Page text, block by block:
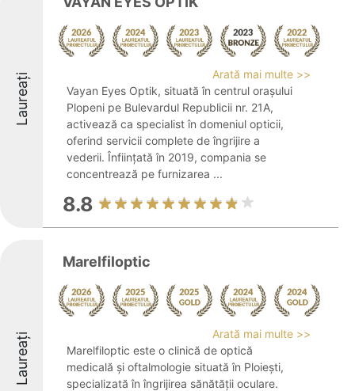
Laureați
Arată mai multe >>
Vayan Eyes Optik, situată în centrul orașului
Plopeni pe Bulevardul Republicii nr. 21A,
activează ca specialist în domeniul opticii,
oferind servicii complete de îngrijire a
vederii. Înființată în 2019, compania se
concentrează pe furnizarea ...
8.8
Laureați
Marelfiloptic
Arată mai multe >>
Marelfiloptic este o clinică de optică
medicală și oftalmologie situată în Ploiești,
specializată în îngrijirea sănătății oculare.